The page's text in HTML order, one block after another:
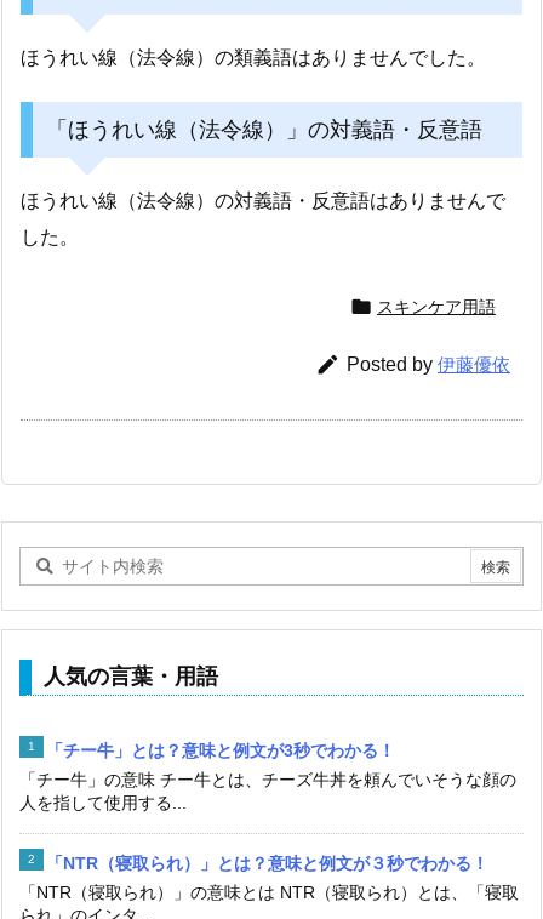
ほうれい線（法令線）の類義語はありませんでした。
「ほうれい線（法令線）」の対義語・反意語
ほうれい線（法令線）の対義語・反意語はありませんで
した。
 スキンケア用語
 Posted by 伊藤優依
人気の言葉・用語
「チー牛」とは？意味と例文が3秒でわかる！
「チー牛」の意味 チー牛とは、チーズ牛丼を頼んでいそうな顔の
人を指して使用する...
「NTR（寝取られ）」とは？意味と例文が３秒でわかる！
「NTR（寝取られ）」の意味とは NTR（寝取られ）とは、「寝取
られ」のインタ...